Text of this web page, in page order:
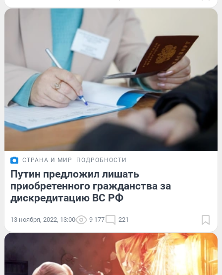
СТРАНА И МИР ПОДРОБНОСТИ
Путин предложил лишать
приобретенного гражданства за
дискредитацию ВС РФ
13 ноября, 2022, 13:00 9 177 221